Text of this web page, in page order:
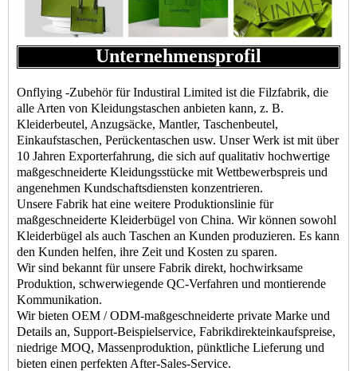
Unternehmensprofil
Onflying -Zubehör für Industiral Limited ist die Filzfabrik, die
alle Arten von Kleidungstaschen anbieten kann, z. B.
Kleiderbeutel, Anzugsäcke, Mantler, Taschenbeutel,
Einkaufstaschen, Perückentaschen usw. Unser Werk ist mit über
10 Jahren Exporterfahrung, die sich auf qualitativ hochwertige
maßgeschneiderte Kleidungsstücke mit Wettbewerbspreis und
angenehmen Kundschaftsdiensten konzentrieren.
Unsere Fabrik hat eine weitere Produktionslinie für
maßgeschneiderte Kleiderbügel von China. Wir können sowohl
Kleiderbügel als auch Taschen an Kunden produzieren. Es kann
den Kunden helfen, ihre Zeit und Kosten zu sparen.
Wir sind bekannt für unsere Fabrik direkt, hochwirksame
Produktion, schwerwiegende QC-Verfahren und montierende
Kommunikation.
Wir bieten OEM / ODM-maßgeschneiderte private Marke und
Details an, Support-Beispielservice, Fabrikdirekteinkaufspreise,
niedrige MOQ, Massenproduktion, pünktliche Lieferung und
bieten einen perfekten After-Sales-Service.